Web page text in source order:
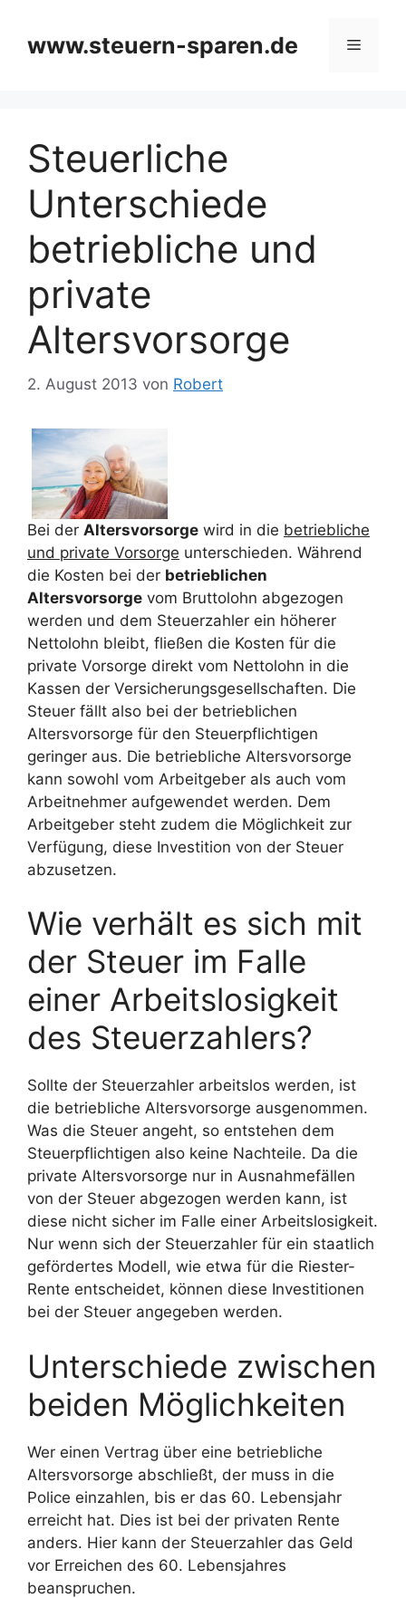
springen
www.steuern-sparen.de Menü
Steuerliche
Unterschiede
betriebliche und
private
Altersvorsorge
2. August 2013 von Robert
Bei der Altersvorsorge wird in die betriebliche
und private Vorsorge unterschieden. Während
die Kosten bei der betrieblichen
Altersvorsorge vom Bruttolohn abgezogen
werden und dem Steuerzahler ein höherer
Nettolohn bleibt, fließen die Kosten für die
private Vorsorge direkt vom Nettolohn in die
Kassen der Versicherungsgesellschaften. Die
Steuer fällt also bei der betrieblichen
Altersvorsorge für den Steuerpflichtigen
geringer aus. Die betriebliche Altersvorsorge
kann sowohl vom Arbeitgeber als auch vom
Arbeitnehmer aufgewendet werden. Dem
Arbeitgeber steht zudem die Möglichkeit zur
Verfügung, diese Investition von der Steuer
abzusetzen.
Wie verhält es sich mit
der Steuer im Falle
einer Arbeitslosigkeit
des Steuerzahlers?
Sollte der Steuerzahler arbeitslos werden, ist
die betriebliche Altersvorsorge ausgenommen.
Was die Steuer angeht, so entstehen dem
Steuerpflichtigen also keine Nachteile. Da die
private Altersvorsorge nur in Ausnahmefällen
von der Steuer abgezogen werden kann, ist
diese nicht sicher im Falle einer Arbeitslosigkeit.
Nur wenn sich der Steuerzahler für ein staatlich
gefördertes Modell, wie etwa für die Riester-
Rente entscheidet, können diese Investitionen
bei der Steuer angegeben werden.
Unterschiede zwischen
beiden Möglichkeiten
Wer einen Vertrag über eine betriebliche
Altersvorsorge abschließt, der muss in die
Police einzahlen, bis er das 60. Lebensjahr
erreicht hat. Dies ist bei der privaten Rente
anders. Hier kann der Steuerzahler das Geld
vor Erreichen des 60. Lebensjahres
beanspruchen.